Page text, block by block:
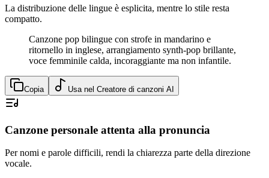
La distribuzione delle lingue è esplicita, mentre lo stile resta
compatto.
Canzone pop bilingue con strofe in mandarino e
ritornello in inglese, arrangiamento synth-pop brillante,
voce femminile calda, incoraggiante ma non infantile.
Copia Usa nel Creatore di canzoni AI
Canzone personale attenta alla pronuncia
Per nomi e parole difficili, rendi la chiarezza parte della direzione
vocale.